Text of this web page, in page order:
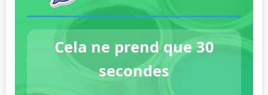
Cela ne prend que 30
secondes